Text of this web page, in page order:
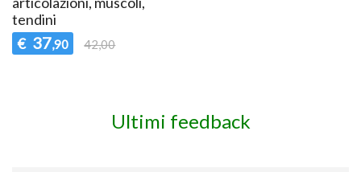
tendini
€ 37,90 42,00
Ultimi feedback